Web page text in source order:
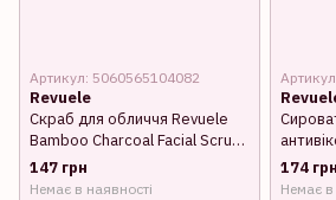
Артикул: 5060565104082
Revuele
Скраб для обличчя Revuele
Bamboo Charcoal Facial Scrub
з бамбуковим вугіллям 150 мл
147 грн
Немає в наявності
Defying
174 грн
Немає в